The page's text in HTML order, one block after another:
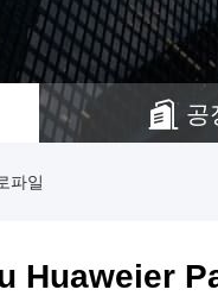
공
파일
Huaweier